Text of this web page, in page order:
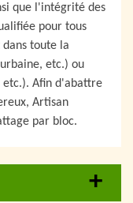
que l'intégrité des
pour tous
toute la
etc.) ou
etc.). Afin d'abattre
Artisan
par bloc.